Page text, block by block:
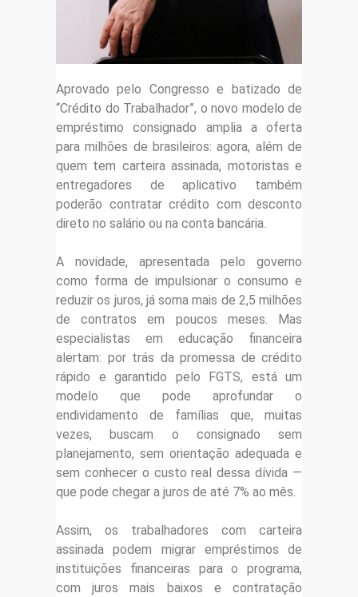
Aprovado pelo Congresso e batizado de
“Crédito do Trabalhador”, o novo modelo de
empréstimo consignado amplia a oferta
para milhões de brasileiros: agora, além de
quem tem carteira assinada, motoristas e
entregadores de aplicativo também
poderão contratar crédito com desconto
direto no salário ou na conta bancária.
A novidade, apresentada pelo governo
como forma de impulsionar o consumo e
reduzir os juros, já soma mais de 2,5 milhões
de contratos em poucos meses. Mas
especialistas em educação financeira
alertam: por trás da promessa de crédito
rápido e garantido pelo FGTS, está um
modelo que pode aprofundar o
endividamento de famílias que, muitas
vezes, buscam o consignado sem
planejamento, sem orientação adequada e
sem conhecer o custo real dessa dívida —
que pode chegar a juros de até 7% ao mês.
Assim, os trabalhadores com carteira
assinada podem migrar empréstimos de
instituições financeiras para o programa,
com juros mais baixos e contratação